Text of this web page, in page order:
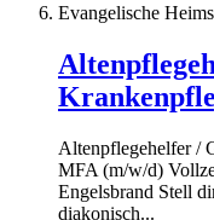
Evangelische
Altenpflegehelfer /
MFA (m/w/d)
Engelsbrand Stell
diakonisch...